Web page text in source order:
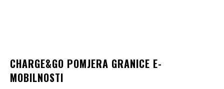
CHARGE&GO POMJERA GRANICE E-
MOBILNOSTI